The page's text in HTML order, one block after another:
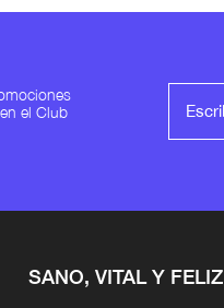
el Club
SANO, VITAL Y FELIZ